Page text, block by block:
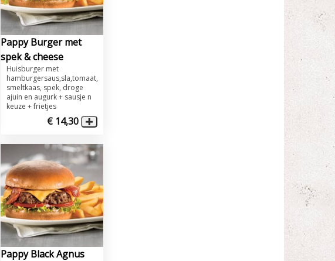
Pappy Burger met
spek & cheese
Huisburger met
hamburgersaus,sla,tomaat,
smeltkaas, spek, droge
ajuin en augurk + sausje n
keuze + frietjes
€ 14,30
Pappy Black Agnus